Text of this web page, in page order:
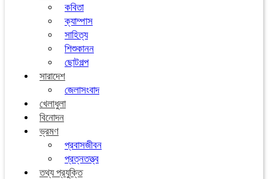
কবিতা
ক্যাম্পাস
সাহিত্য
শিশুকানন
ছোটগল্প
সারাদেশ
জেলাসংবাদ
খেলাধুলা
বিনোদন
ভ্রমণ
প্রবাসজীবন
প্রত্নতত্ত্ব
তথ্য প্রযুক্তি